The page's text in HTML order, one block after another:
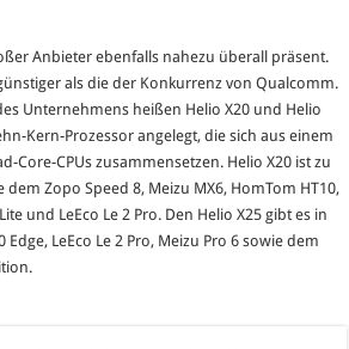
Anbieter ebenfalls nahezu überall präsent.
als die der Konkurrenz von Qualcomm.
Unternehmens heißen Helio X20 und Helio
Kern-Prozessor angelegt, die sich aus einem
Core-CPUs zusammensetzen. Helio X20 ist zu
Zopo Speed 8, Meizu MX6, HomTom HT10,
und LeEco Le 2 Pro. Den Helio X25 gibt es in
Edge, LeEco Le 2 Pro, Meizu Pro 6 sowie dem